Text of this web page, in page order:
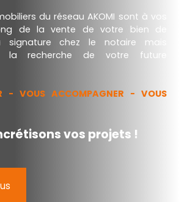
du réseau AKOMI sont à vos
de la vente de votre bien de
chez le notaire mais
la recherche de votre future
- VOUS ACCOMPAGNER - VOUS
vos projets !